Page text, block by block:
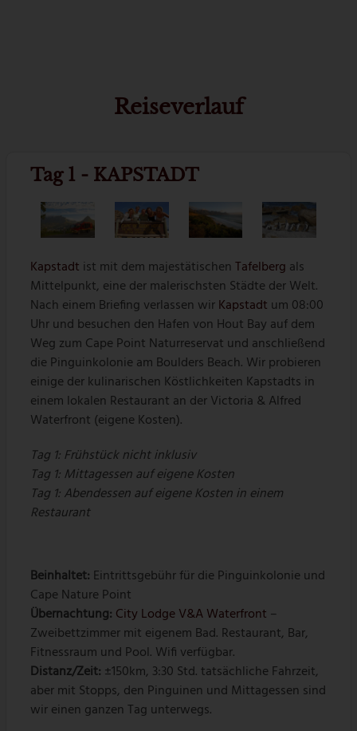
Reiseverlauf
Tag 1 - KAPSTADT
Kapstadt ist mit dem majestätischenTafelberg als
Mittelpunkt, eine der malerischsten Städte der Welt.
Nach einem Briefing verlassen wirKapstadt um 08:00
Uhr und besuchen den Hafen von Hout Bay auf dem
Weg zum Cape Point Naturreservat und anschließend
die Pinguinkolonie am Boulders Beach. Wir probieren
einige der kulinarischen Köstlichkeiten Kapstadts in
einem lokalen Restaurant an der Victoria & Alfred
Waterfront (eigene Kosten).
Tag 1: Frühstück nicht inklusiv
Tag 1: Mittagessen auf eigene Kosten
Tag 1: Abendessen auf eigene Kosten in einem
Restaurant
Beinhaltet: Eintrittsgebühr für die Pinguinkolonie und
Cape Nature Point
Übernachtung: City Lodge V&A Waterfront –
Zweibettzimmer mit eigenem Bad. Restaurant, Bar,
Fitnessraum und Pool. Wifi verfügbar.
Distanz/Zeit: ±150km, 3:30 Std. tatsächliche Fahrzeit,
aber mit Stopps, den Pinguinen und Mittagessen sind
wir einen ganzen Tag unterwegs.